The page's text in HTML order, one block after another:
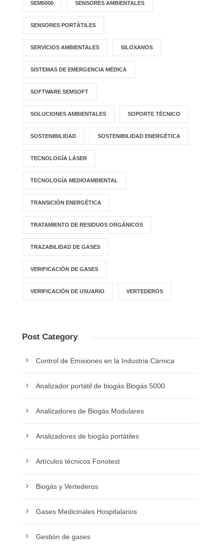
SEM5000 SENSORES AMBIENTALES
SENSORES PORTÁTILES
SERVICIOS AMBIENTALES SILOXANOS
SISTEMAS DE EMERGENCIA MÉDICA
SOFTWARE SEMSOFT
SOLUCIONES AMBIENTALES SOPORTE TÉCNICO
SOSTENIBILIDAD SOSTENIBILIDAD ENERGÉTICA
TECNOLOGÍA LÁSER
TECNOLOGÍA MEDIOAMBIENTAL
TRANSICIÓN ENERGÉTICA
TRATAMIENTO DE RESIDUOS ORGÁNICOS
TRAZABILIDAD DE GASES
VERIFICACIÓN DE GASES
VERIFICACIÓN DE USUARIO VERTEDEROS
Post Category
Control de Emisiones en la Industria Cárnica
Analizador portátil de biogás Biogás 5000
Analizadores de Biogás Modulares
Analizadores de biogás portátiles
Artículos técnicos Fonotest
Biogás y Vertederos
Gases Medicinales Hospitalarios
Gestión de gases